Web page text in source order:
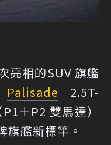
亮相的SUV 旗艦
Palisade 2.5T-
＋P2 雙馬達）
旗艦新標竿。